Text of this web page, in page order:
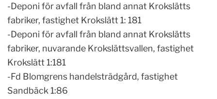
-Deponi för avfall från bland annat Krokslätts
fabriker, fastighet Krokslätt 1: 181
-Deponi för avfall från bland annat Krokslätts
fabriker, nuvarande Krokslättsvallen, fastighet
Krokslätt 1:181
-Fd Blomgrens handelsträdgård, fastighet
Sandbäck 1:86